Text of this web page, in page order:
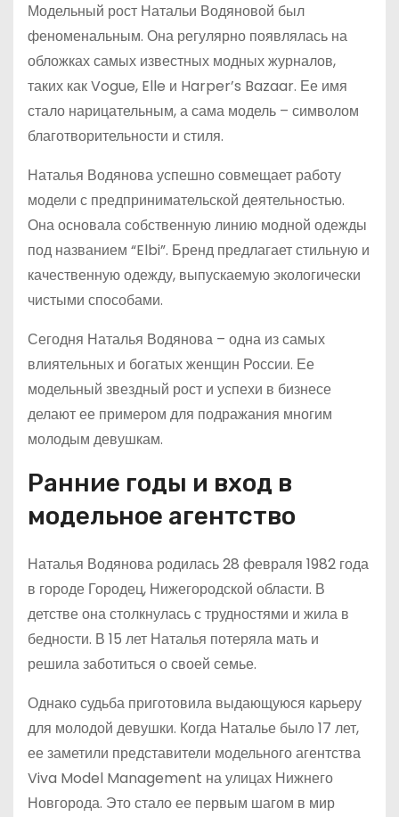
Модельный рост Натальи Водяновой был
феноменальным. Она регулярно появлялась на
обложках самых известных модных журналов,
таких как Vogue, Elle и Harper’s Bazaar. Ее имя
стало нарицательным, а сама модель – символом
благотворительности и стиля.
Наталья Водянова успешно совмещает работу
модели с предпринимательской деятельностью.
Она основала собственную линию модной одежды
под названием “Elbi”. Бренд предлагает стильную и
качественную одежду, выпускаемую экологически
чистыми способами.
Сегодня Наталья Водянова – одна из самых
влиятельных и богатых женщин России. Ее
модельный звездный рост и успехи в бизнесе
делают ее примером для подражания многим
молодым девушкам.
Ранние годы и вход в
модельное агентство
Наталья Водянова родилась 28 февраля 1982 года
в городе Городец, Нижегородской области. В
детстве она столкнулась с трудностями и жила в
бедности. В 15 лет Наталья потеряла мать и
решила заботиться о своей семье.
Однако судьба приготовила выдающуюся карьеру
для молодой девушки. Когда Наталье было 17 лет,
ее заметили представители модельного агентства
Viva Model Management на улицах Нижнего
Новгорода. Это стало ее первым шагом в мир